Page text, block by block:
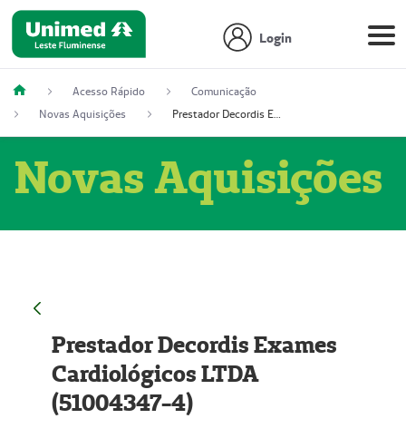
Login
Acesso Rápido
Comunicação
Novas Aquisições
Prestador Decordis Exames Cardiológicos LTDA (51004347-4)
Novas Aquisições
Prestador Decordis Exames
Cardiológicos LTDA
(51004347-4)